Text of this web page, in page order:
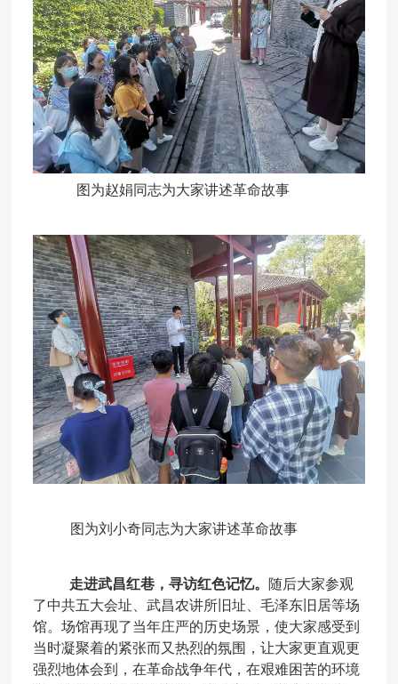
图为赵娟同志为大家讲述革命故事
图为刘小奇同志为大家讲述革命故事
走进武昌红巷，寻访红色记忆。
随后大家参观
了中共五大会址、武昌农讲所旧址、毛泽东旧居等场
馆。场馆再现了当年庄严的历史场景，使大家感受到
当时凝聚着的紧张而又热烈的氛围，让大家更直观更
强烈地体会到，在革命战争年代，在艰难困苦的环境